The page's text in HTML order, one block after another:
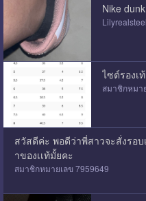
Nike
Lilyrealsteel
ไซต์รองเ
สมาชิกหมา
สวัสดีค่ะ พอดีว่าพี่สาวจะสั่งรอบ
าของเเท้มั้ยคะ
สมาชิกหมายเลข 7959649